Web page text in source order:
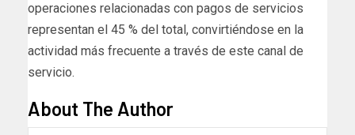
operaciones relacionadas con pagos de servicios
representan el 45 % del total, convirtiéndose en la
actividad más frecuente a través de este canal de
servicio.
About The Author